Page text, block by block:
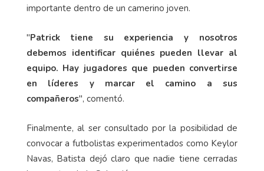
importante dentro de un camerino joven.
"Patrick tiene su experiencia y nosotros
debemos identificar quiénes pueden llevar al
equipo. Hay jugadores que pueden convertirse
en líderes y marcar el camino a sus
compañeros", comentó.
Finalmente, al ser consultado por la posibilidad de
convocar a futbolistas experimentados como Keylor
Navas, Batista dejó claro que nadie tiene cerradas